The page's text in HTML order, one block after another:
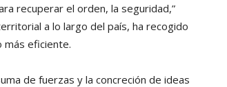
recuperar el orden, la seguridad,”
a lo largo del país, ha recogido
más eficiente.
de fuerzas y la concreción de ideas